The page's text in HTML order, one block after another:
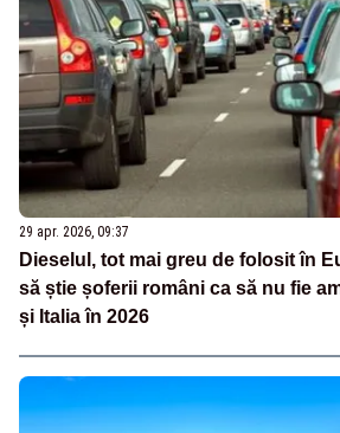
29 apr. 2026, 09:37
Dieselul, tot mai greu de folosit în
să știe șoferii români ca să nu fie
și Italia în 2026